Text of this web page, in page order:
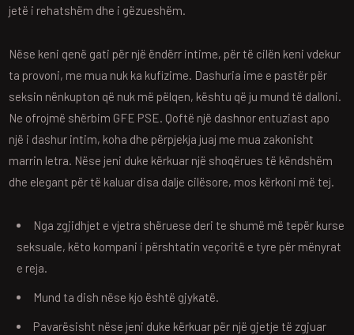
jetë i rehatshëm dhe i gëzueshëm.
Nëse keni qenë gati për një ëndërr intime, për të cilën keni vdekur
ta provoni, me mua nuk ka kufizime. Dashuria ime e pastër për
seksin nënkupton që nuk më pëlqen, kështu që ju mund të dalloni.
Ne ofrojmë shërbim GFE PSE. Qoftë një dashnor entuziast apo
një i dashur intim, koha dhe përpjekja juaj me mua zakonisht
marrin letra. Nëse jeni duke kërkuar një shoqërues të këndshëm
dhe elegant për të kaluar disa dalje cilësore, mos kërkoni më tej.
Nga zgjidhjet e vjetra shëruese deri te shumë më tepër kurse
seksuale, këto kompani i përshtatin veçoritë e tyre për mënyrat
e reja.
Mund ta dish nëse kjo është gjykatë.
Pavarësisht nëse jeni duke kërkuar për një gjetje të zgjuar